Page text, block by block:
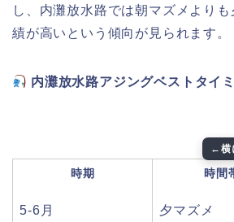
し、内灘放水路では朝マズメより
績が高いという傾向が見られます。
内灘放水路アジングベストタイ
時期 時間
5-6月 夕マズメ